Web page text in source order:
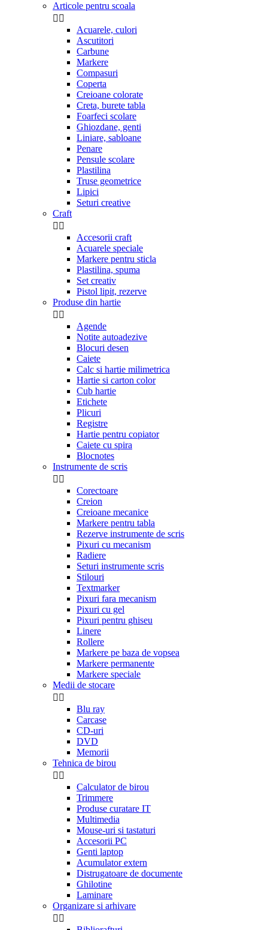
Articole pentru scoala
 
Acuarele, culori
Ascutitori
Carbune
Markere
Compasuri
Coperta
Creioane colorate
Creta, burete tabla
Foarfeci scolare
Ghiozdane, genti
Liniare, sabloane
Penare
Pensule scolare
Plastilina
Truse geometrice
Lipici
Seturi creative
Craft
 
Accesorii craft
Acuarele speciale
Markere pentru sticla
Plastilina, spuma
Set creativ
Pistol lipit, rezerve
Produse din hartie
 
Agende
Notite autoadezive
Blocuri desen
Caiete
Calc si hartie milimetrica
Hartie si carton color
Cub hartie
Etichete
Plicuri
Registre
Hartie pentru copiator
Caiete cu spira
Blocnotes
Instrumente de scris
 
Corectoare
Creion
Creioane mecanice
Markere pentru tabla
Rezerve instrumente de scris
Pixuri cu mecanism
Radiere
Seturi instrumente scris
Stilouri
Textmarker
Pixuri fara mecanism
Pixuri cu gel
Pixuri pentru ghiseu
Linere
Rollere
Markere pe baza de vopsea
Markere permanente
Markere speciale
Medii de stocare
 
Blu ray
Carcase
CD-uri
DVD
Memorii
Tehnica de birou
 
Calculator de birou
Trimmere
Produse curatare IT
Multimedia
Mouse-uri si tastaturi
Accesorii PC
Genti laptop
Acumulator extern
Distrugatoare de documente
Ghilotine
Laminare
Organizare si arhivare
 